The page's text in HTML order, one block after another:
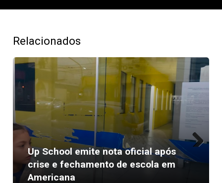
Relacionados
Up School emite nota oficial após
crise e fechamento de escola em
Americana
Next